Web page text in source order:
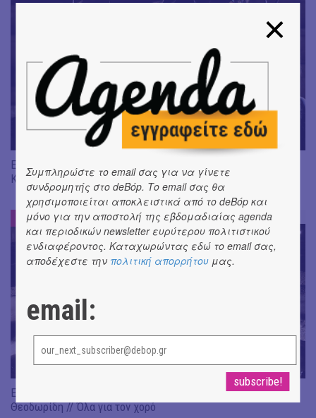
Είδαμε "Βάκχες" του Ευριπίδη, σε σκηνοθεσία J. Gardev //
Καλώς ήρθατε στο σόου!
ΕΝΤΥΠΩΣΕΙΣ
Είδαμε: "Πέρσες" του Αισχύλου, σε σκηνοθεσία Χρ.
Θεοδωρίδη // Όλα για τον χορό
Συμπληρώστε το email σας για να γίνετε
συνδρομητής στο deBόp. Το email σας θα
χρησιμοποιείται αποκλειστικά από το deBόp και
μόνο για την αποστολή της εβδομαδιαίας agenda
και περιοδικών newsletter ευρύτερου πολιτιστικού
ενδιαφέροντος. Καταχωρώντας εδώ το email σας,
αποδέχεστε την πολιτική απορρήτου μας.
email: